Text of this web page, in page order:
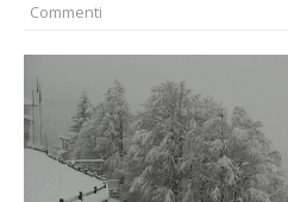
Estate di sagre
collezione della
Pro vs Saluzzo,
Piscina ex Enal
dell’Asl. Il
Commenti